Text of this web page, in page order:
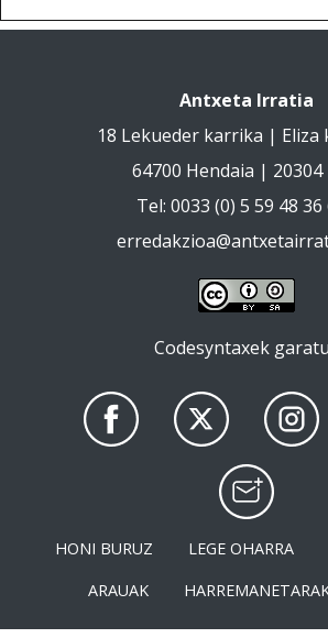
Antxeta Irratia
18 Lekueder karrika | Eliza
64700 Hendaia |
Tel: 0033 (0) 5 59 48 36
Codesyntaxek
HONI BURUZ LEGE OHARRA
ARAUAK